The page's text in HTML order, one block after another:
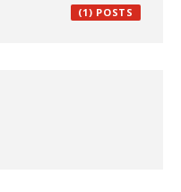
(1)